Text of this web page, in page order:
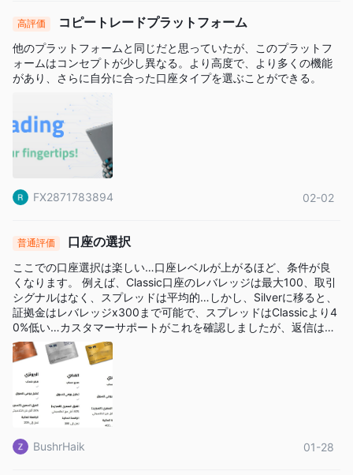
高評価 コピートレードプラットフォーム
他のプラットフォームと同じだと思っていたが、このプラットフ
ォームはコンセプトが少し異なる。より高度で、より多くの機能
があり、さらに自分に合った口座タイプを選ぶことができる。
FX2871783894 02-02
普通評価 口座の選択
ここでの口座選択は楽しい…口座レベルが上がるほど、条件が良
くなります。 例えば、Classic口座のレバレッジは最大100、取引
シグナルはなく、スプレッドは平均的…しかし、Silverに移ると、
証拠金はレバレッジx300まで可能で、スプレッドはClassicより4
0%低い…カスタマーサポートがこれを確認しましたが、返信は少
し遅かったです。
BushrHaik 01-28